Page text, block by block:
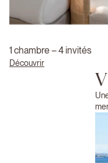
1 chambre – 4 invités
Découvrir